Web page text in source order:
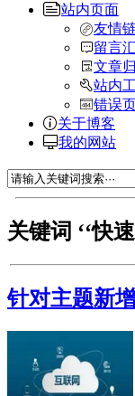
站内页面
友情
留言
文章
站内
错误
关于博客
我的网站
关键词 ‘‘快
针对主题新